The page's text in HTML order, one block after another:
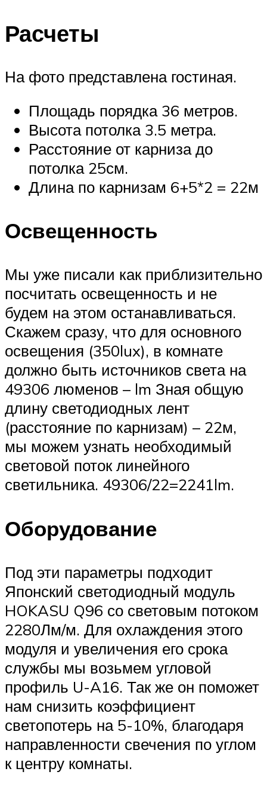
Расчеты
На фото представлена гостиная.
Площадь порядка 36 метров.
Высота потолка 3.5 метра.
Расстояние от карниза до
потолка 25см.
Длина по карнизам 6+5*2 = 22м
Освещенность
Мы уже писали как приблизительно
посчитать освещенность и не
будем на этом останавливаться.
Скажем сразу, что для основного
освещения (350lux), в комнате
должно быть источников света на
49306 люменов – lm Зная общую
длину светодиодных лент
(расстояние по карнизам) – 22м,
мы можем узнать необходимый
световой поток линейного
светильника. 49306/22=2241lm.
Оборудование
Под эти параметры подходит
Японский светодиодный модуль
HOKASU Q96 со световым потоком
2280Лм/м. Для охлаждения этого
модуля и увеличения его срока
службы мы возьмем угловой
профиль U-A16. Так же он поможет
нам снизить коэффициент
светопотерь на 5-10%, благодаря
направленности свечения по углом
к центру комнаты.